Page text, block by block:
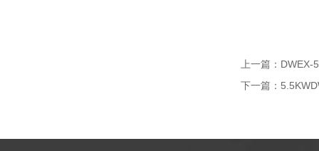
上一篇： DWEX-
下一篇：